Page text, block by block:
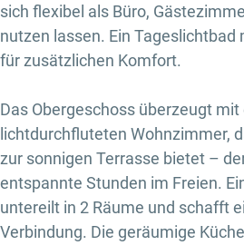
sich flexibel als Büro,
nutzen lassen. Ein
für zusätzlichen Komfort.
Das Obergeschoss überzeugt
lichtdurchfluteten Wohnzimmer,
zur sonnigen Terrasse bietet –
entspannte Stunden im Freien.
untereilt in 2 Räume und schafft
Verbindung. Die geräumige